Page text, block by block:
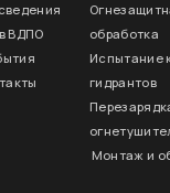
ВДПО
обработка
Испытание
гидрантов
Монтаж и